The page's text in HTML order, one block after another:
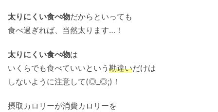
太りにくい食べ物だからといっても
食べ過ぎれば、当然太ります…！
太りにくい食べ物は
いくらでも食べていいという 勘違いだけは
しないように注意して(◎_◎;)！
摂取カロリーが消費カロリーを